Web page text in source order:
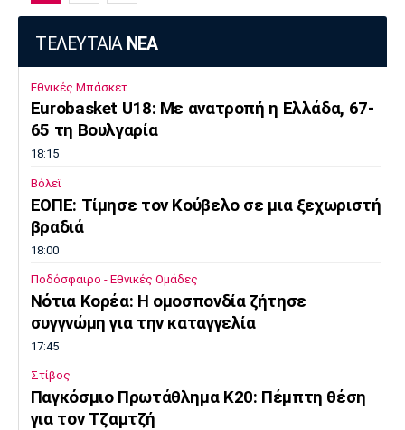
ΤΕΛΕΥΤΑΙΑ ΝΕΑ
Εθνικές Μπάσκετ
Eurobasket U18: Με ανατροπή η Ελλάδα, 67-
65 τη Βουλγαρία
18:15
Βόλεϊ
ΕΟΠΕ: Τίμησε τον Κούβελο σε μια ξεχωριστή
βραδιά
18:00
Ποδόσφαιρο - Εθνικές Ομάδες
Νότια Κορέα: Η ομοσπονδία ζήτησε
συγγνώμη για την καταγγελία
17:45
Στίβος
Παγκόσμιο Πρωτάθλημα Κ20: Πέμπτη θέση
για τον Τζαμτζή